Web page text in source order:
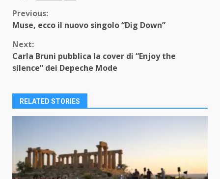
Continue
Previous:
Muse, ecco il nuovo singolo “Dig Down”
Next:
Carla Bruni pubblica la cover di “Enjoy the
silence” dei Depeche Mode
RELATED STORIES